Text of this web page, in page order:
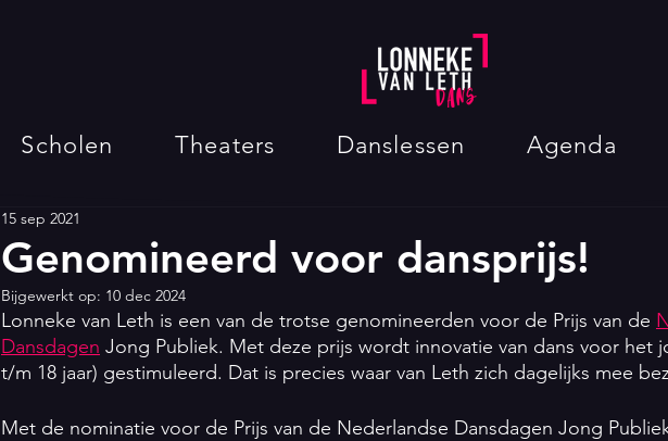
Scholen Theaters Danslessen Agenda
Genomineerd voor dansprijs!
15 sep 2021
Bijgewerkt op: 10 dec 2024
Lonneke van Leth is een van de trotse genomineerden voor de Prijs van de
Dansdagen Jong Publiek. Met deze prijs wordt innovatie van dans voor het
t/m 18 jaar) gestimuleerd. Dat is precies waar van Leth zich dagelijks mee
Met de nominatie voor de Prijs van de Nederlandse Dansdagen Jong